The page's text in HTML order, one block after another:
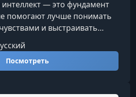
— это фундамент
помогают лучше понимать
и выстраивать
Этот курс
инструменты,
эмоциональную
Посмотреть